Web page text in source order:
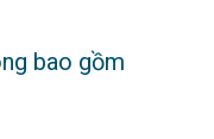
bao gồm